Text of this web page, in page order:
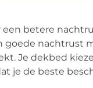
betere
goede nachtrust
Je dekbed
je de beste